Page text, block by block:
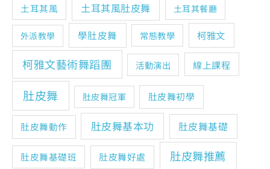
土耳其風 土耳其風肚皮舞 土耳其餐廳
外派教學 學肚皮舞 常態教學 柯雅文
柯雅文藝術舞蹈團 活動演出 線上課程
肚皮舞 肚皮舞冠軍 肚皮舞初學
肚皮舞動作 肚皮舞基本功 肚皮舞基礎
肚皮舞基礎班 肚皮舞好處
肚皮舞推薦